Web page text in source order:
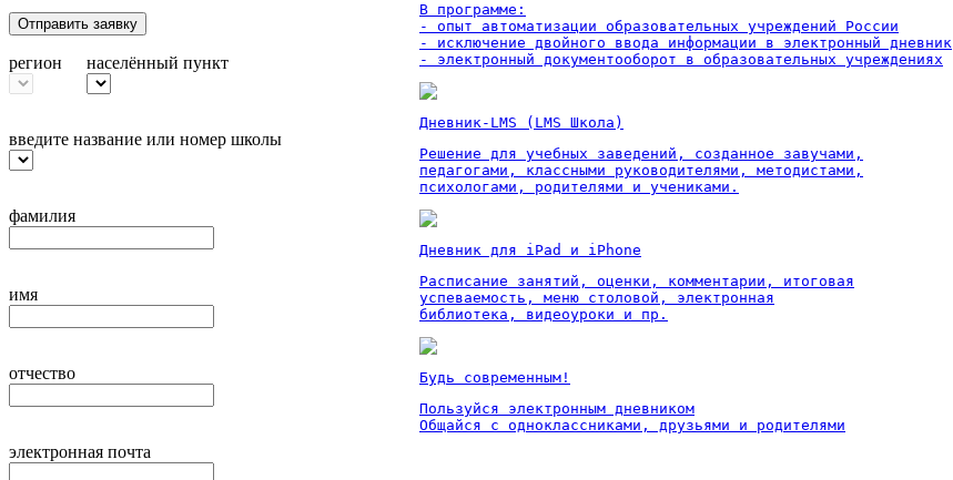
Отправить заявку
регион населённый пункт
введите название или номер школы
фамилия
имя
отчество
электронная почта
В программе:
- опыт автоматизации образовательных учреждений России
- исключение двойного ввода информации в электронный дневник
- электронный документооборот в образовательных учреждениях
Дневник-LMS (LMS Школа)
Решение для учебных заведений, созданное завучами,
педагогами, классными руководителями, методистами,
психологами, родителями и учениками.
Дневник для iPad и iPhone
Расписание занятий, оценки, комментарии, итоговая
успеваемость, меню столовой, электронная
библиотека, видеоуроки и пр.
Будь современным!
Пользуйся электронным дневником
Общайся с одноклассниками, друзьями и родителями